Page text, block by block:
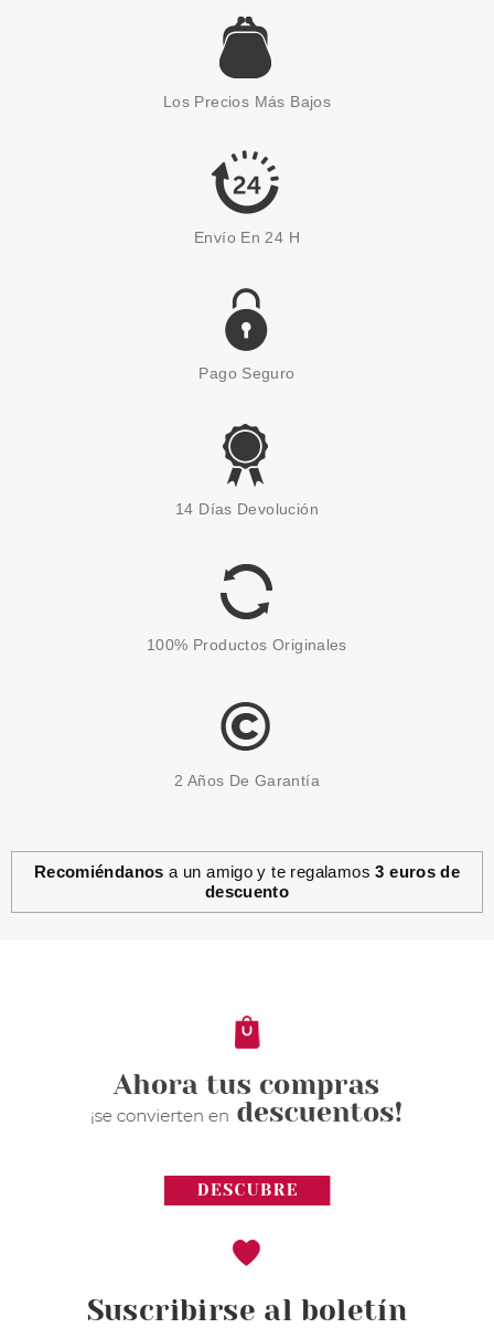
SOAP & GLORY
SOAP & GLORY CLEAN GET A
WAY SET REGALO
8.90€
TREE HUT
CORPORAL DE MOROCCAN
10.90€
L´OCCITANE EN PROVENCE
8.50€
Los Precios Más Bajos
Envío En 24 H
Pago Seguro
14 Días Devolución
100% Productos Originales
2 Años De Garantía
Recomiéndanos a un amigo y te regalamos3 euros de
descuento
Suscribirse al boletín